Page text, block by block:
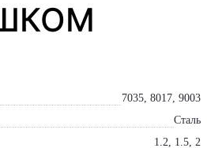
7035, 8017, 9003
Сталь
1.2, 1.5, 2